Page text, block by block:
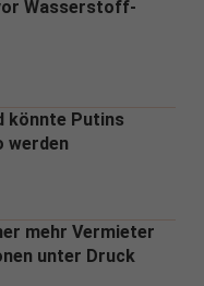
Wasserstoff-
könnte Putins
werden
mehr Vermieter
unter Druck